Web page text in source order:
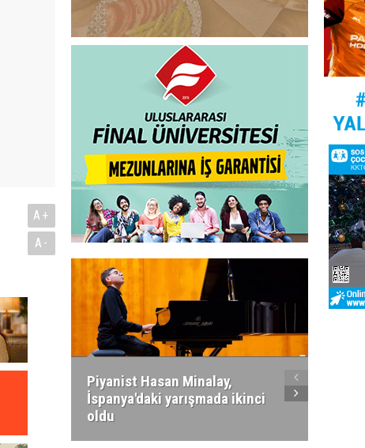
A+
A-
Piyanist Hasan Minalay,
İspanya'daki yarışmada ikinci
oldu